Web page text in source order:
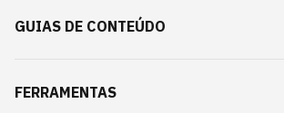
GUIAS DE CONTEÚDO
FERRAMENTAS